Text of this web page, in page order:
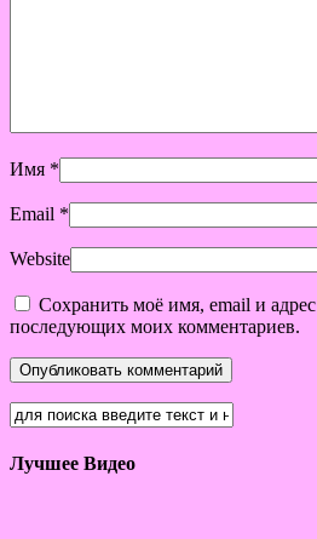
Имя *
Email *
Website
Сохранить моё имя, email и адрес
последующих моих комментариев.
Лучшее Видео